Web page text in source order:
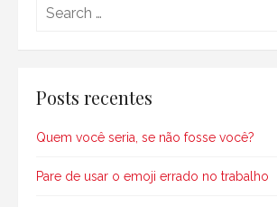
Posts recentes
Quem você seria, se não fosse você?
Pare de usar o emoji errado no trabalho